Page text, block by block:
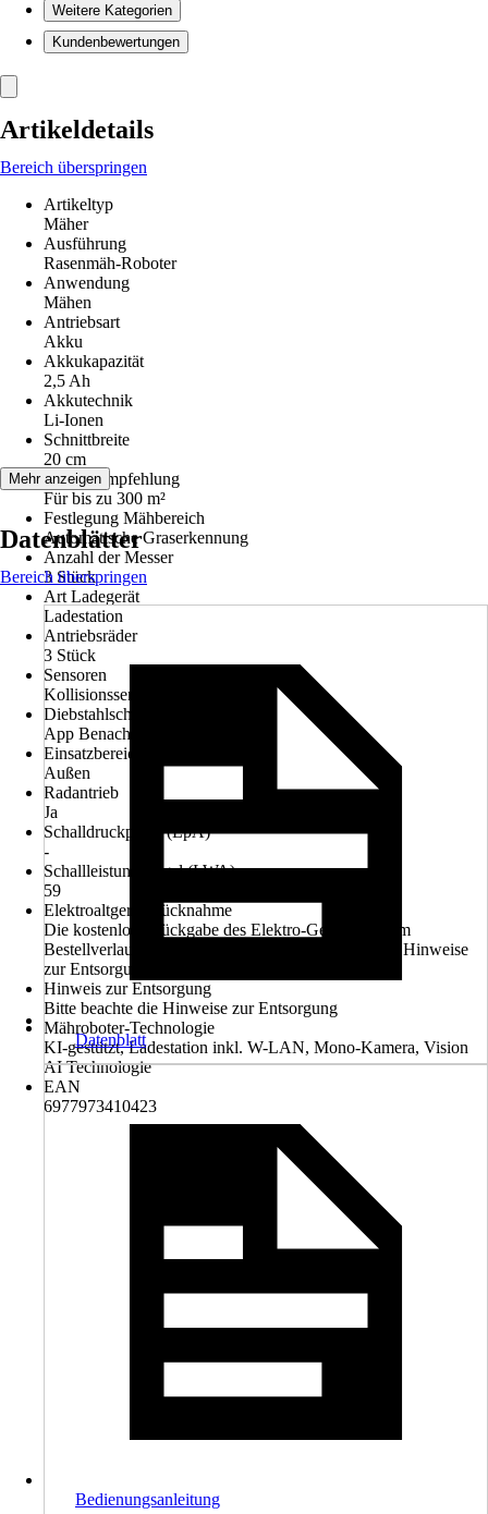
Weitere Kategorien
Kundenbewertungen
Artikeldetails
Bereich überspringen
Artikeltyp
Mäher
Ausführung
Rasenmäh-Roboter
Anwendung
Mähen
Antriebsart
Akku
Akkukapazität
2,5 Ah
Akkutechnik
Li-Ionen
Schnittbreite
20 cm
Flächenempfehlung
Für bis zu 300 m²
Festlegung Mähbereich
Automatische Graserkennung
Anzahl der Messer
3 Stück
Art Ladegerät
Ladestation
Antriebsräder
3 Stück
Sensoren
Kollisionssensor, Hebesensor
Diebstahlschutz
App Benachrichtigung, Sirene
Einsatzbereich
Außen
Radantrieb
Ja
Schalldruckpegel (LpA)
-
Schallleistungspegel (LWA)
59
Elektroaltgerät-Rücknahme
Die kostenlose Rückgabe des Elektro-Geräts kann im
Bestellverlauf ausgewählt werden. Bitte beachte die Hinweise
zur Entsorgung.
Hinweis zur Entsorgung
Bitte beachte die Hinweise zur Entsorgung
Mähroboter-Technologie
KI-gestützt, Ladestation inkl. W-LAN, Mono-Kamera, Vision
AI Technologie
EAN
6977973410423
Mehr anzeigen
Datenblätter
Bereich überspringen
Datenblatt
Bedienungsanleitung